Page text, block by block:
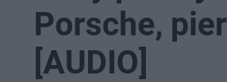
Porsche,
[AUDIO]